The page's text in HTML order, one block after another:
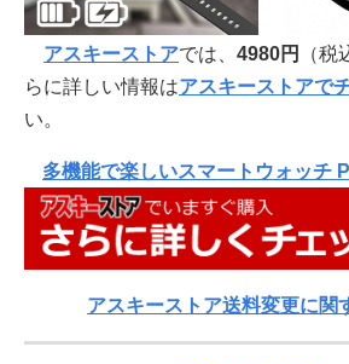
アスキーストアでは、 4980円
（
らに詳しい情報はアスキーストアで
い。
多機能で楽しいスマートウォッチ
アスキーストア送料変更に関